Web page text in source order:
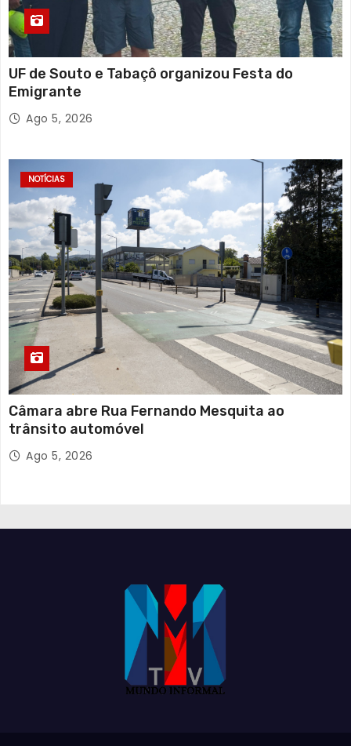
UF de Souto e Tabaçô organizou Festa do
Emigrante
Ago 5, 2026
NOTÍCIAS
Câmara abre Rua Fernando Mesquita ao
trânsito automóvel
Ago 5, 2026